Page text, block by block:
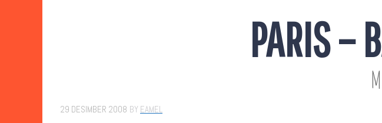
PARIS –
29 DESIMBER 2008 BY EAMEL